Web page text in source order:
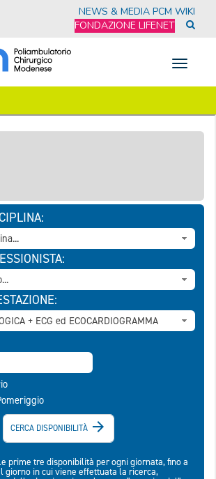
NEWS & MEDIA PCM WIKI
FONDAZIONE LIFENET
Toggle